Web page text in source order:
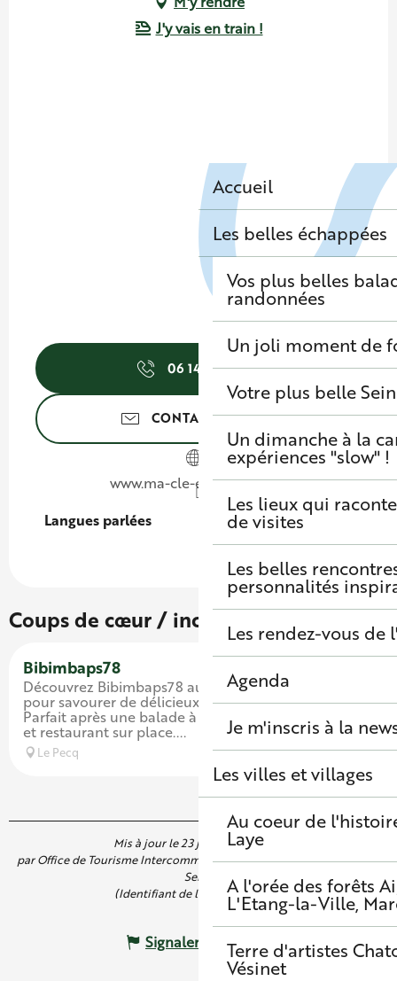
Accueil
Les belles échappées
Vos plus belles
randonnées
Un joli moment de
Votre plus belle
Un dimanche à la
expériences "slow" !
Les lieux qui
de visites
Les belles
personnalités
Les rendez-vous de
Agenda
Je m'inscris à la
Les villes et villages
Au coeur de
Laye
A l'orée des forêts
L'Etang-la-Ville,
Terre d'artistes
Vésinet
J'y vais en train !
06 14 61 20▒▒
CONTACTEZ-NOUS
www.ma-cle-expertise.com
Langues parlées
Langues parlées
Coups de cœur / incontournables
Bibimbaps78
Découvrez Bibimbaps78 au Pecq, un incontournable
pour savourer de délicieux bibimbaps coréens.
Parfait après une balade à vélo sur la Seine. Toilettes
et restaurant sur place....
Le Pecq
Mis à jour le 23 juin 2025 à 14:34
par Office de Tourisme Intercommunal de Saint Germain Boucles de
Seine
(Identifiant de l'offre :6550106)
Signaler une erreur